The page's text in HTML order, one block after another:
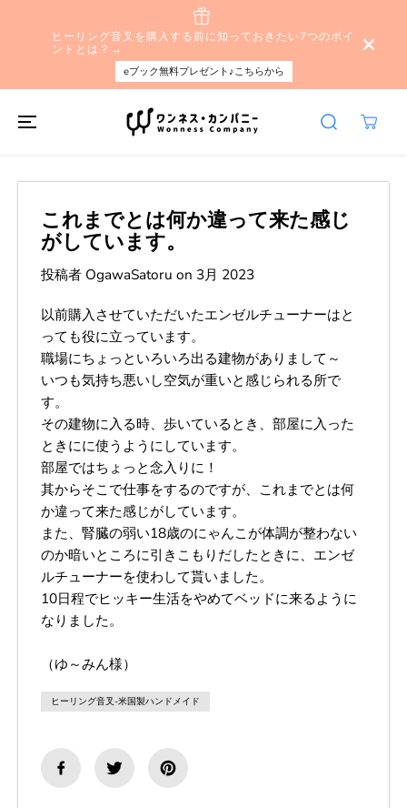
ヒーリング音叉を購入する前に知っておきたい7つのポイ
ントとは？→
eブック無料プレゼント♪こちらから
これまでとは何か違って来た感じ
がしています。
投稿者 OgawaSatoru on 3月 2023
以前購入させていただいたエンゼルチューナーはと
っても役に立っています。
職場にちょっといろいろ出る建物がありまして～
いつも気持ち悪いし空気が重いと感じられる所で
す。
その建物に入る時、歩いているとき、部屋に入った
ときにに使うようにしています。
部屋ではちょっと念入りに！
其からそこで仕事をするのですが、 これまでとは何
か違って来た感じがしています。
また、腎臓の弱い18歳のにゃんこが体調が整わない
のか暗いところに引きこもりだしたときに、エンゼ
ルチューナーを使わして貰いました。
10日程でヒッキー生活をやめてベッドに来るように
なりました。
（ゆ～みん様）
ヒーリング音叉-米国製ハンドメイド